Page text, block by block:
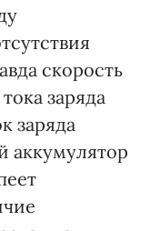
скорость
заряда
заряда
аккумулятор